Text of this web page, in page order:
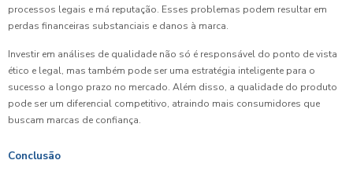
processos legais e má reputação. Esses problemas podem resultar em
perdas financeiras substanciais e danos à marca.
Investir em análises de qualidade não só é responsável do ponto de vista
ético e legal, mas também pode ser uma estratégia inteligente para o
sucesso a longo prazo no mercado. Além disso, a qualidade do produto
pode ser um diferencial competitivo, atraindo mais consumidores que
buscam marcas de confiança.
Conclusão